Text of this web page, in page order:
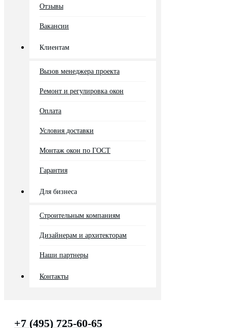
Отзывы
Вакансии
Клиентам
Вызов менеджера проекта
Ремонт и регулировка окон
Оплата
Условия доставки
Монтаж окон по ГОСТ
Гарантия
Для бизнеса
Строительным компаниям
Дизайнерам и архитекторам
Наши партнеры
Контакты
+7 (495) 725-60-65